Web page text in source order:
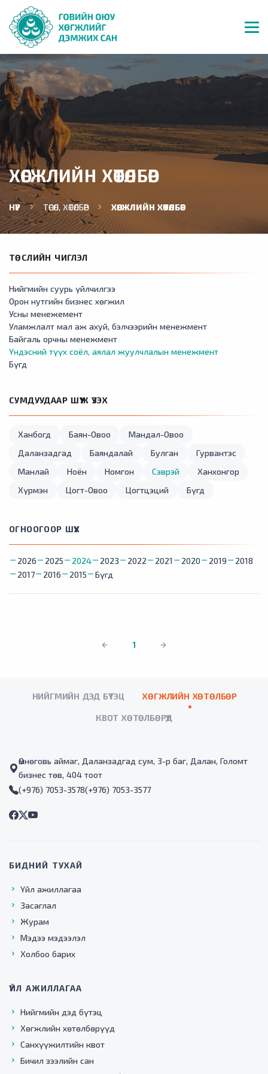
ХӨГЖЛИЙН ХӨТӨЛБӨР
НҮҮР ТӨСӨЛ, ХӨТӨЛБӨР ХӨГЖЛИЙН ХӨТӨЛБӨР
ТӨСЛИЙН ЧИГЛЭЛ
Нийгмийн суурь үйлчилгээ
Орон нутгийн бизнес хөгжил
Усны менежемент
Уламжлалт мал аж ахуй, бэлчээрийн менежмент
Байгаль орчны менежмент
Үндэсний түүх соёл, аялал жуулчлалын менежмент
Бүгд
СУМДУУДААР ШҮҮЖ ҮЗЭХ
Ханбогд Баян-Овоо
Мандал-Овоо
Даланзадгад
Баяндалай Булган
Гурвантэс
Манлай
Ноён Номгон Сэврэй
Ханхонгор
Хүрмэн
Цогт-Овоо Цогтцэций Бүгд
ОГНООГООР ШҮҮХ
2026 2025 2024 2023 2022 2021 2020 2019
2018
2017
2016 2015 Бүгд
1
НИЙГМИЙН ДЭД БҮТЭЦ ХӨГЖЛИЙН ХӨТӨЛБӨР
КВОТ ХӨТӨЛБӨРҮҮД
Өмнөговь аймаг, Даланзадгад сум, 3-р баг, Далан, Голомт
бизнес төв, 404 тоот
(+976) 7053-3578(+976) 7053-3577
БИДНИЙ ТУХАЙ
Үйл ажиллагаа
Засаглал
Журам
Мэдээ мэдээлэл
Холбоо барих
ҮЙЛ АЖИЛЛАГАА
Нийгмийн дэд бүтэц
Хөгжлийн хөтөлбөрүүд
Санхүүжилтийн квот
Бичил зээлийн сан